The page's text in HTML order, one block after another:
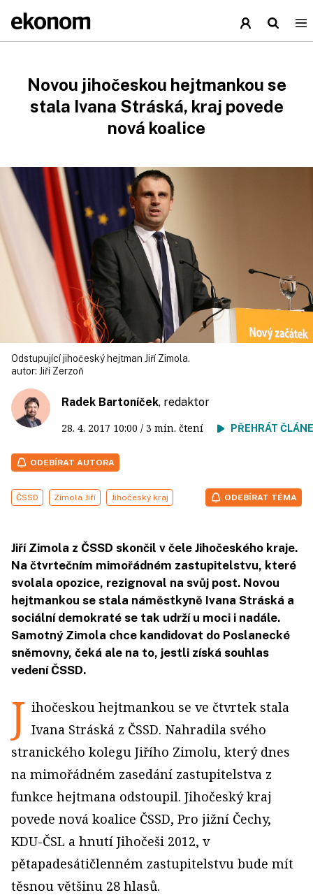
Novou jihočeskou hejtmankou se
stala Ivana Stráská, kraj povede
nová koalice
Odstupující jihočeský hejtman Jiří Zimola.
autor: Jiří Zerzoň
Radek Bartoníček, redaktor
28. 4. 2017 10:00 / 3 min. čtení PŘEHRÁT
ODEBÍRAT AUTORA
ČSSD Zimola Jiří Jihočeský kraj ODEBÍRAT TÉMA
Jiří Zimola z ČSSD skončil v čele Jihočeského kraje.
Na čtvrtečním mimořádném zastupitelstvu, které
svolala opozice, rezignoval na svůj post. Novou
hejtmankou se stala náměstkyně Ivana Stráská a
sociální demokraté se tak udrží u moci i nadále.
Samotný Zimola chce kandidovat do Poslanecké
sněmovny, čeká ale na to, jestli získá souhlas
vedení ČSSD.
J ihočeskou hejtmankou se ve čtvrtek stala
Ivana Stráská z ČSSD. Nahradila svého
stranického kolegu Jiřího Zimolu, který dnes
na mimořádném zasedání zastupitelstva z
funkce hejtmana odstoupil. Jihočeský kraj
povede nová koalice ČSSD, Pro jižní Čechy,
KDU-ČSL a hnutí Jihočeši 2012, v
pětapadesátičlenném zastupitelstvu bude mít
těsnou většinu 28 hlasů.